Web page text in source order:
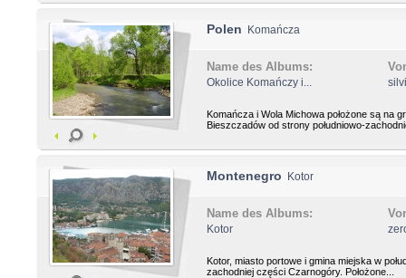
Polen Komańcza
Name des Albums:
Okolice Komańczy i...
Komańcza i Wola Michowa położone są na
Bieszczadów od strony południowo-
Montenegro Kotor
Name des Albums:
Kotor
Kotor, miasto portowe i gmina miejska w
zachodniej części Czarnogóry. Położone...